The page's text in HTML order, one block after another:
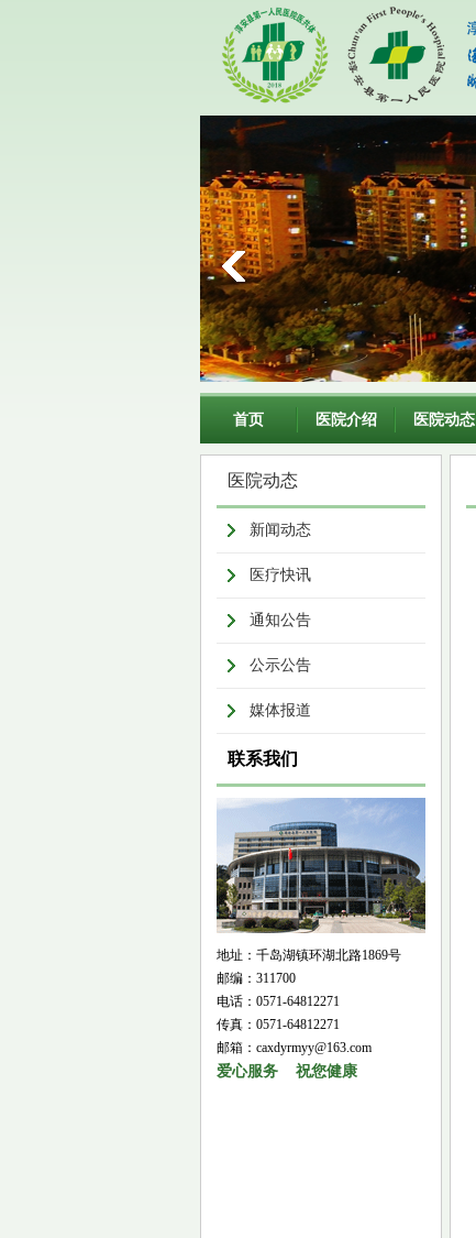
首页 医院介绍 医院动态
医院动态
新闻动态
医疗快讯
通知公告
公示公告
媒体报道
联系我们
地址：千岛湖镇环湖北路1869号
邮编：311700
电话：0571-64812271
传真：0571-64812271
邮箱：caxdyrmyy@163.com
爱心服务 祝您健康